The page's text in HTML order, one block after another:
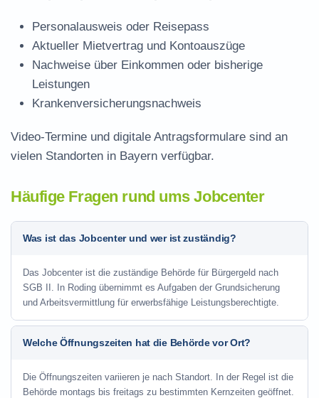
Personalausweis oder Reisepass
Aktueller Mietvertrag und Kontoauszüge
Nachweise über Einkommen oder bisherige
Leistungen
Krankenversicherungsnachweis
Video-Termine und digitale Antragsformulare sind an
vielen Standorten in Bayern verfügbar.
Häufige Fragen rund ums Jobcenter
Was ist das Jobcenter und wer ist zuständig?
Das Jobcenter ist die zuständige Behörde für Bürgergeld nach
SGB II. In Roding übernimmt es Aufgaben der Grundsicherung
und Arbeitsvermittlung für erwerbsfähige Leistungsberechtigte.
Welche Öffnungszeiten hat die Behörde vor Ort?
Die Öffnungszeiten variieren je nach Standort. In der Regel ist die
Behörde montags bis freitags zu bestimmten Kernzeiten geöffnet.